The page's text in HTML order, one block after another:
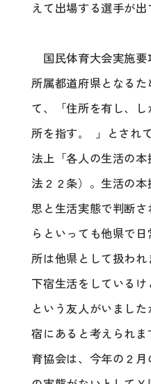
えて出場する選手が出
国民体育大会実施要
所属都道府県となる
て、「住所を有し、
所を指す｡ 」とされ
法上「各人の生活の
法２２条）。生活の
思と生活実態で判断
らといっても他県で
所は他県として扱われ
下宿生活をしている
という友人がいまし
宿にあると考えられ
育協会は、今年の２